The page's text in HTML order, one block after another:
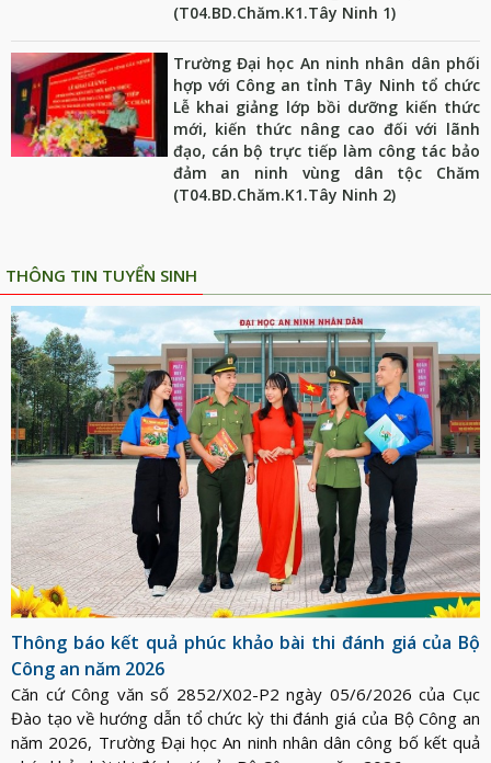
(T04.BD.Chăm.K1.Tây Ninh 1)
Trường Đại học An ninh nhân dân phối
hợp với Công an tỉnh Tây Ninh tổ chức
Lễ khai giảng lớp bồi dưỡng kiến thức
mới, kiến thức nâng cao đối với lãnh
đạo, cán bộ trực tiếp làm công tác bảo
đảm an ninh vùng dân tộc Chăm
(T04.BD.Chăm.K1.Tây Ninh 2)
THÔNG TIN TUYỂN SINH
Thông báo kết quả phúc khảo bài thi đánh giá của Bộ
Công an năm 2026
Căn cứ Công văn số 2852/X02-P2 ngày 05/6/2026 của Cục
Đào tạo về hướng dẫn tổ chức kỳ thi đánh giá của Bộ Công an
năm 2026, Trường Đại học An ninh nhân dân công bố kết quả